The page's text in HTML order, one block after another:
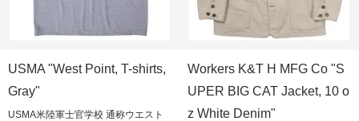
USMA "West Point, T-shirts,
Gray"
USMA米陸軍士官学校 通称ウエスト
Workers K&T H MFG Co "S
UPER BIG CAT Jacket, 10 o
z White Denim"